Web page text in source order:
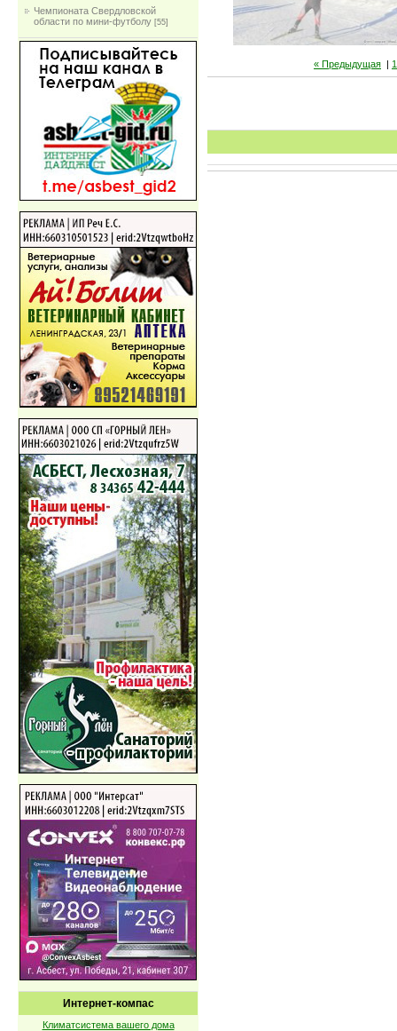
Чемпионата Свердловской
области по мини-футболу [55]
Интернет-компас
Климатсистема вашего дома
« Предыдущая |